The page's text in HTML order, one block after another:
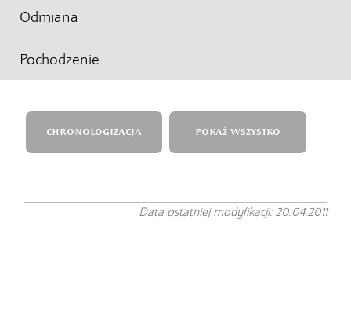
Odmiana
Pochodzenie
CHRONOLOGIZACJA POKAŻ WSZYSTKO
Data ostatniej modyfikacji: 20.04.2011